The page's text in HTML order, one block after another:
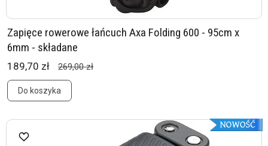
Zapięce rowerowe łańcuch Axa Folding 600 - 95cm x
6mm - składane
189,70 zł 269,00 zł
Do koszyka